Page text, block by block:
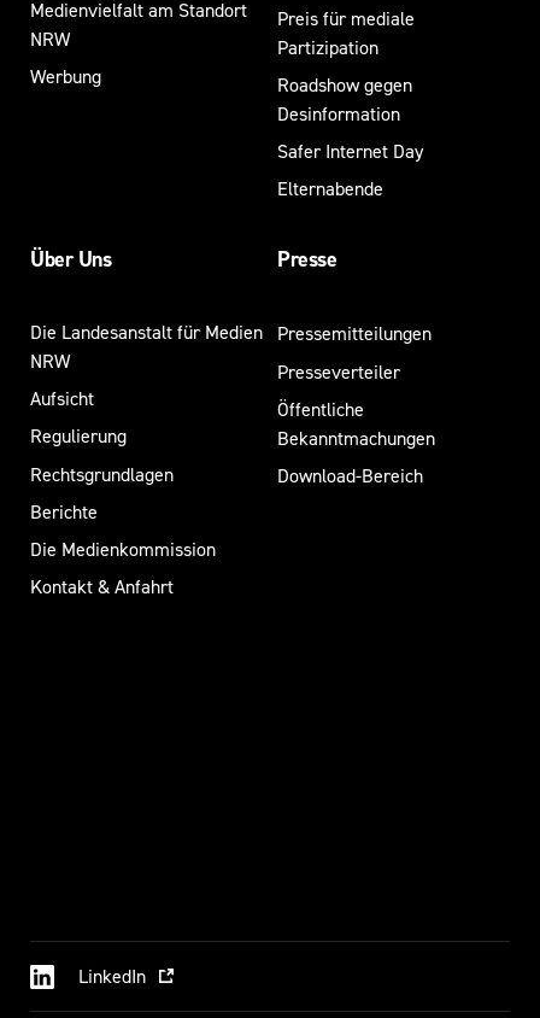
Medienvielfalt am Standort
NRW
Werbung
Preis für mediale
Partizipation
Roadshow gegen
Desinformation
Safer Internet Day
Elternabende
Über Uns
Die Landesanstalt für Medien
NRW
Aufsicht
Regulierung
Rechtsgrundlagen
Berichte
Die Medienkommission
Kontakt & Anfahrt
Presse
Pressemitteilungen
Presseverteiler
Öffentliche
Bekanntmachungen
Download-Bereich
LinkedIn